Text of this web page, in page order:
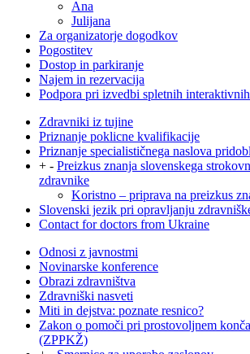
Ana
Julijana
Za organizatorje dogodkov
Pogostitev
Dostop in parkiranje
Najem in rezervacija
Podpora pri izvedbi spletnih
Zdravniki iz tujine
Priznanje poklicne kvalifikacije
Priznanje specialističnega naslova
+ - Preizkus znanja slovenskega
zdravnike
Koristno – priprava na preizkus
Slovenski jezik pri opravljanju
Contact for doctors from Ukraine
Odnosi z javnostmi
Novinarske konference
Obrazi zdravništva
Zdravniški nasveti
Miti in dejstva: poznate resnico?
Zakon o pomoči pri prostovoljnem
(ZPPKŽ)